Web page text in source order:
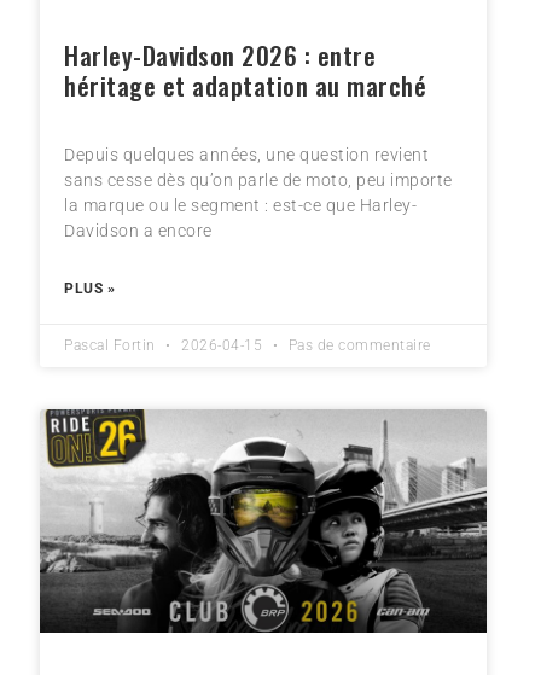
Harley-Davidson 2026 : entre
héritage et adaptation au marché
Depuis quelques années, une question revient
sans cesse dès qu’on parle de moto, peu importe
la marque ou le segment : est-ce que Harley-
Davidson a encore
PLUS »
Pascal Fortin 2026-04-15 Pas de commentaire